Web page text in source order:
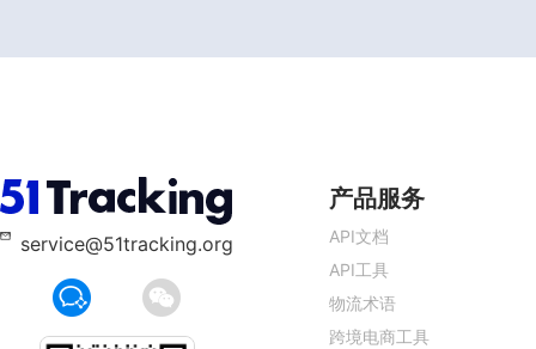
service@51tracking.org
产品服务
API文档
API工具
物流术语
跨境电商工具